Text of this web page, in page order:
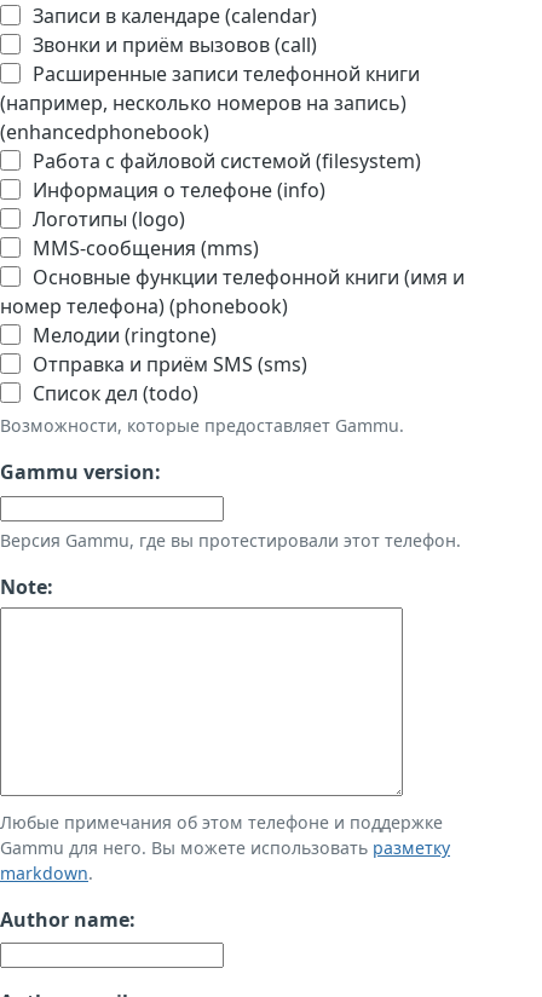
Записи в календаре (calendar)
Звонки и приём вызовов (call)
Расширенные записи телефонной книги
(например, несколько номеров на запись)
(enhancedphonebook)
Работа с файловой системой (filesystem)
Информация о телефоне (info)
Логотипы (logo)
MMS-сообщения (mms)
Основные функции телефонной книги (имя и
номер телефона) (phonebook)
Мелодии (ringtone)
Отправка и приём SMS (sms)
Список дел (todo)
Возможности, которые предоставляет Gammu.
Gammu version:
Версия Gammu, где вы протестировали этот телефон.
Note:
Любые примечания об этом телефоне и поддержке
Gammu для него. Вы можете использовать разметку
markdown.
Author name: